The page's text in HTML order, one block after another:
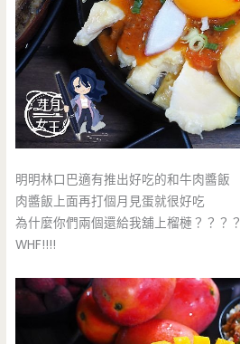
明明林口巴適有推出好吃的和牛肉醬飯
肉醬飯上面再打個月見蛋就很好吃
為什麼你們兩個還給我舖上榴槤？？？？
WHF!!!!